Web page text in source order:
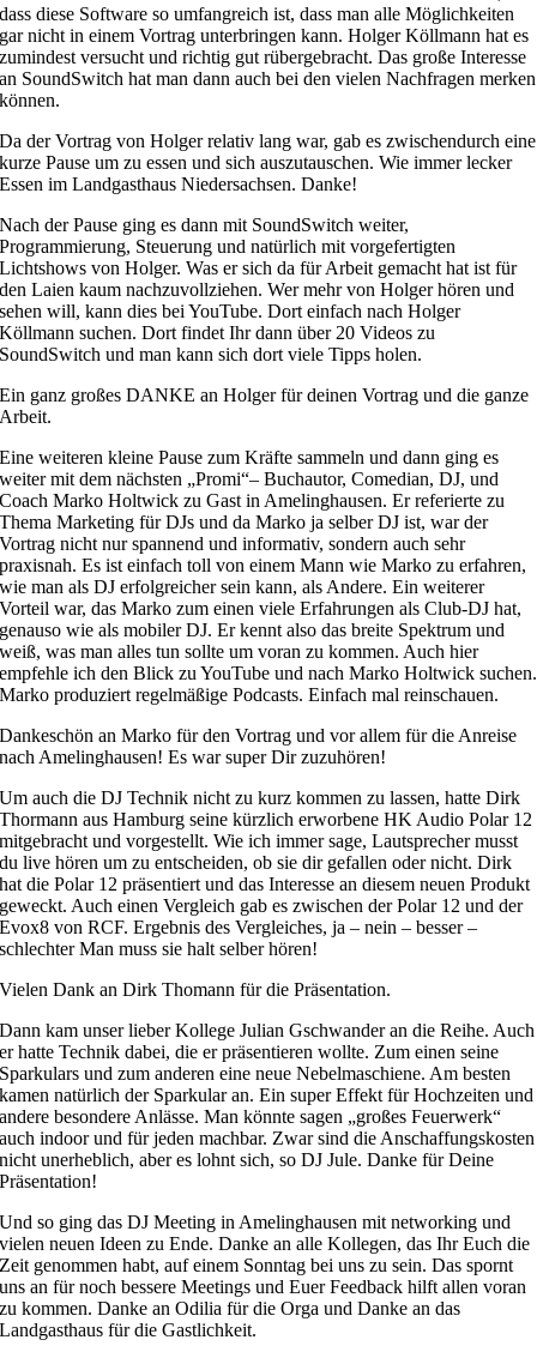
dass diese Software so umfangreich ist, dass man alle Möglichkeiten
gar nicht in einem Vortrag unterbringen kann. Holger Köllmann hat es
zumindest versucht und richtig gut rübergebracht. Das große Interesse
an SoundSwitch hat man dann auch bei den vielen Nachfragen merken
können.
Da der Vortrag von Holger relativ lang war, gab es zwischendurch eine
kurze Pause um zu essen und sich auszutauschen. Wie immer lecker
Essen im Landgasthaus Niedersachsen. Danke!
Nach der Pause ging es dann mit SoundSwitch weiter,
Programmierung, Steuerung und natürlich mit vorgefertigten
Lichtshows von Holger. Was er sich da für Arbeit gemacht hat ist für
den Laien kaum nachzuvollziehen. Wer mehr von Holger hören und
sehen will, kann dies bei YouTube. Dort einfach nach Holger
Köllmann suchen. Dort findet Ihr dann über 20 Videos zu
SoundSwitch und man kann sich dort viele Tipps holen.
Ein ganz großes DANKE an Holger für deinen Vortrag und die ganze
Arbeit.
Eine weiteren kleine Pause zum Kräfte sammeln und dann ging es
weiter mit dem nächsten „Promi“– Buchautor, Comedian, DJ, und
Coach Marko Holtwick zu Gast in Amelinghausen. Er referierte zu
Thema Marketing für DJs und da Marko ja selber DJ ist, war der
Vortrag nicht nur spannend und informativ, sondern auch sehr
praxisnah. Es ist einfach toll von einem Mann wie Marko zu erfahren,
wie man als DJ erfolgreicher sein kann, als Andere. Ein weiterer
Vorteil war, das Marko zum einen viele Erfahrungen als Club-DJ hat,
genauso wie als mobiler DJ. Er kennt also das breite Spektrum und
weiß, was man alles tun sollte um voran zu kommen. Auch hier
empfehle ich den Blick zu YouTube und nach Marko Holtwick suchen.
Marko produziert regelmäßige Podcasts. Einfach mal reinschauen.
Dankeschön an Marko für den Vortrag und vor allem für die Anreise
nach Amelinghausen! Es war super Dir zuzuhören!
Um auch die DJ Technik nicht zu kurz kommen zu lassen, hatte Dirk
Thormann aus Hamburg seine kürzlich erworbene HK Audio Polar 12
mitgebracht und vorgestellt. Wie ich immer sage, Lautsprecher musst
du live hören um zu entscheiden, ob sie dir gefallen oder nicht. Dirk
hat die Polar 12 präsentiert und das Interesse an diesem neuen Produkt
geweckt. Auch einen Vergleich gab es zwischen der Polar 12 und der
Evox8 von RCF. Ergebnis des Vergleiches, ja – nein – besser –
schlechter Man muss sie halt selber hören!
Vielen Dank an Dirk Thomann für die Präsentation.
Dann kam unser lieber Kollege Julian Gschwander an die Reihe. Auch
er hatte Technik dabei, die er präsentieren wollte. Zum einen seine
Sparkulars und zum anderen eine neue Nebelmaschiene. Am besten
kamen natürlich der Sparkular an. Ein super Effekt für Hochzeiten und
andere besondere Anlässe. Man könnte sagen „großes Feuerwerk“
auch indoor und für jeden machbar. Zwar sind die Anschaffungskosten
nicht unerheblich, aber es lohnt sich, so DJ Jule. Danke für Deine
Präsentation!
Und so ging das DJ Meeting in Amelinghausen mit networking und
vielen neuen Ideen zu Ende. Danke an alle Kollegen, das Ihr Euch die
Zeit genommen habt, auf einem Sonntag bei uns zu sein. Das spornt
uns an für noch bessere Meetings und Euer Feedback hilft allen voran
zu kommen. Danke an Odilia für die Orga und Danke an das
Landgasthaus für die Gastlichkeit.